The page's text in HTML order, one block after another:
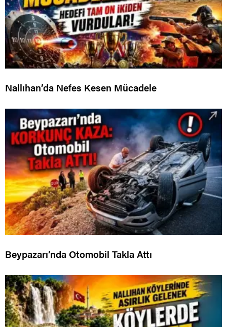
Nallıhan’da Nefes Kesen Mücadele
Beypazarı’nda Otomobil Takla Attı